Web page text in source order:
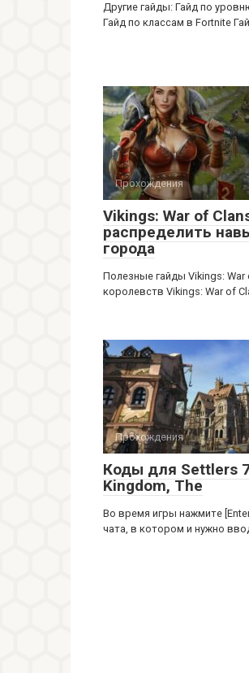
Другие гайды: Гайд по
Гайд по классам в Fortnite
Прохождения
Vikings: War of
распределить
города
Полезные гайды Vikings: War
королевств Vikings: War of
Прохождения
Коды для Settlers
Kingdom, The
Во время игры нажмите
чата, в котором и нужно